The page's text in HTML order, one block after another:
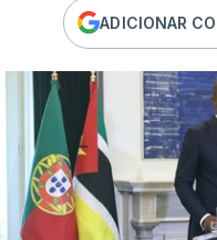
ADICIONAR